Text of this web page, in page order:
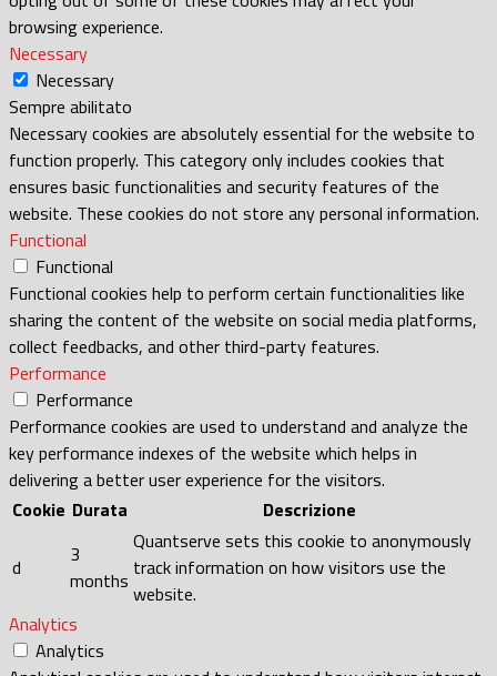
browsing experience.
Necessary
Necessary
Sempre abilitato
Necessary cookies are absolutely essential for the website to
function properly. This category only includes cookies that
ensures basic functionalities and security features of the
website. These cookies do not store any personal information.
Functional
Functional
Functional cookies help to perform certain functionalities like
sharing the content of the website on social media platforms,
collect feedbacks, and other third-party features.
Performance
Performance
Performance cookies are used to understand and analyze the
key performance indexes of the website which helps in
delivering a better user experience for the visitors.
Cookie Durata Descrizione
d
3
months
Quantserve sets this cookie to anonymously
track information on how visitors use the
website.
Analytics
Analytics